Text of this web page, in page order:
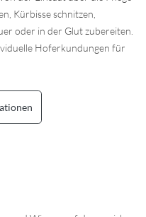
Kürbisse schnitzen,
oder in der Glut zubereiten.
Hoferkundungen für